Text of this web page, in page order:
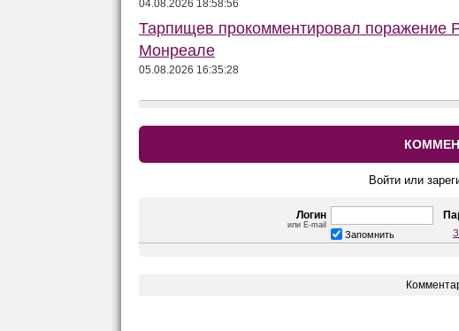
04.08.2026 18:58:56
Тарпищев прокомментировал поражение
Монреале
05.08.2026 16:35:28
Войти или
Логин
или E-mail
Запомнить